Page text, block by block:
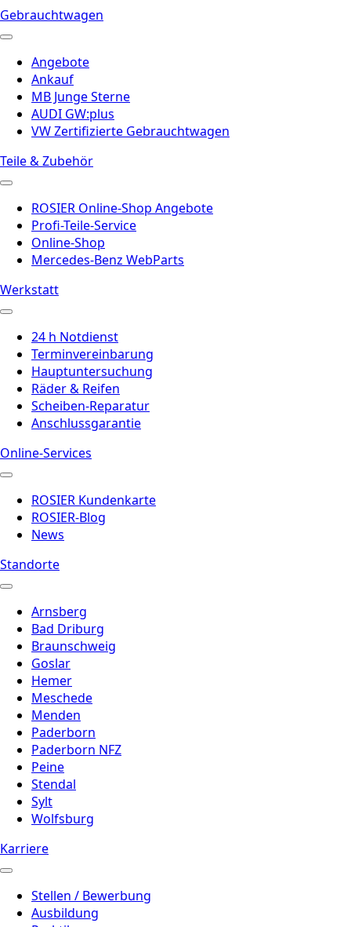
Gebrauchtwagen
Angebote
Ankauf
MB Junge Sterne
AUDI GW:plus
VW Zertifizierte Gebrauchtwagen
Teile & Zubehör
ROSIER Online-Shop Angebote
Profi-Teile-Service
Online-Shop
Mercedes-Benz WebParts
Werkstatt
24 h Notdienst
Terminvereinbarung
Hauptuntersuchung
Räder & Reifen
Scheiben-Reparatur
Anschlussgarantie
Online-Services
ROSIER Kundenkarte
ROSIER-Blog
News
Standorte
Arnsberg
Bad Driburg
Braunschweig
Goslar
Hemer
Meschede
Menden
Paderborn
Paderborn NFZ
Peine
Stendal
Sylt
Wolfsburg
Karriere
Stellen / Bewerbung
Ausbildung